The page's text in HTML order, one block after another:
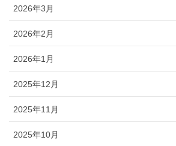
2026年3月
2026年2月
2026年1月
2025年12月
2025年11月
2025年10月